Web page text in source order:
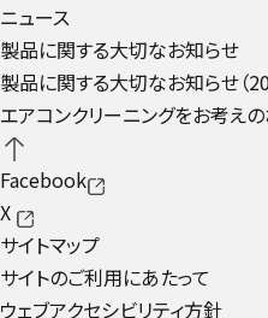
ニュース
製品に関する大切なお知らせ
製品に関する大切なお知らせ（
エアコンクリーニングをお考え
Facebook
X
サイトマップ
サイトのご利用にあたって
ウェブアクセシビリティ方針